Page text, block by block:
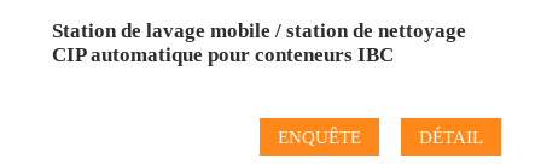
Station de lavage mobile / station de nettoyage
CIP automatique pour conteneurs IBC
ENQUÊTE DÉTAIL